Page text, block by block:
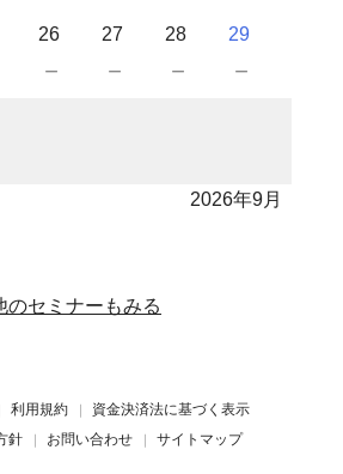
26
－
27
－
28
－
29
－
2026年9月
のセミナーもみる
利用規約
資金決済法に基づく表示
針
お問い合わせ サイトマップ